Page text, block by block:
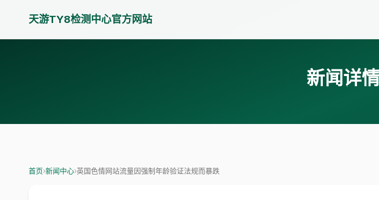
天游TY8检测中心官方网站
新闻详
首页›新闻中心›英国色情网站流量因强制年龄验证法规而暴跌